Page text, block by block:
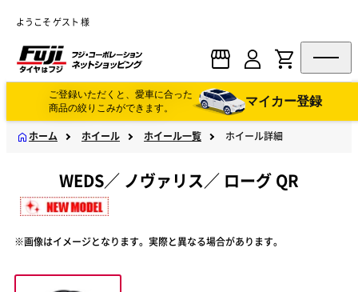
ようこそ ゲスト 様
ご登録いただくと、愛車に合った
商品の絞りこみができます。
マイカー登録
ホーム ホイール ホイール一覧 ホイール詳細
WEDS／ ノヴァリス／ ローグ QR
※画像はイメージとなります。実際と異なる場合があります。